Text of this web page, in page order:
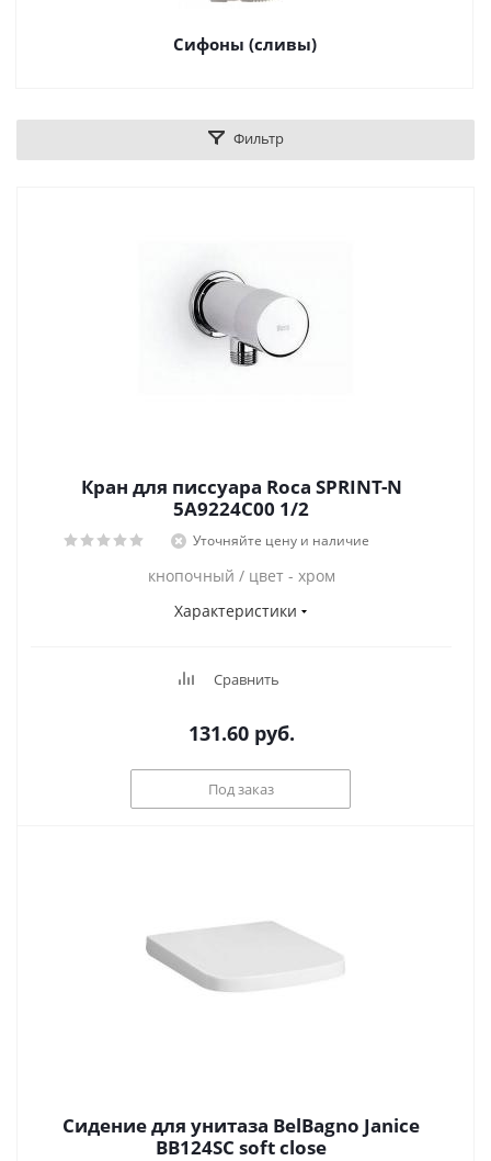
Сифоны (сливы)
Фильтр
Кран для писсуара Roca SPRINT-N
5A9224C00 1/2
Уточняйте цену и наличие
кнопочный / цвет - хром
Характеристики
Сравнить
131.60 руб.
Под заказ
Сидение для унитаза BelBagno Janice
BB124SC soft close